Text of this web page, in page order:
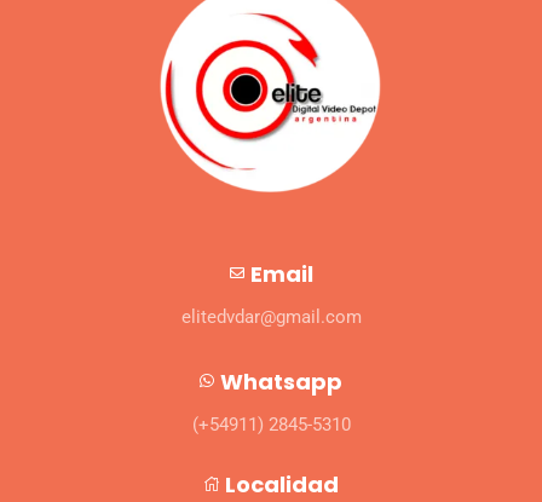
Email
elitedvdar@gmail.com
Whatsapp
(+54911) 2845-5310
Localidad